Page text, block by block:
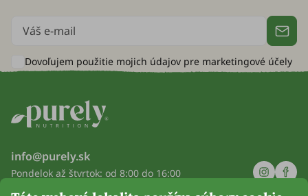
Dovoľujem použitie mojich údajov pre marketingové účely
info@purely.sk
Pondelok až štvrtok: od 8:00 do 16:00